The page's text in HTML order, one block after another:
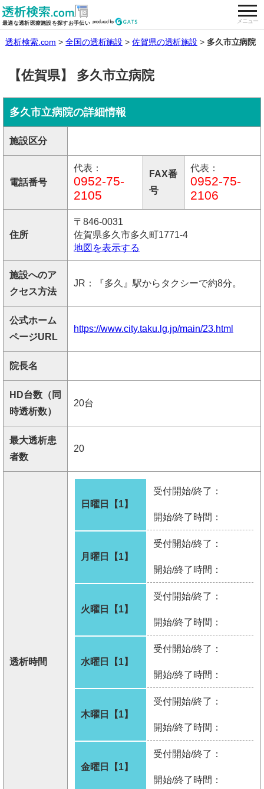
最適な透析医療施設を探すお手伝い メニュー
全国の透析施設を検索する
透析検索.com 全国の透析施設 佐賀県の透析施設 多久市立病院
【佐賀県】 多久市立病院
多久市立病院の詳細情報
施設区分
電話番号
代表：
0952-75-
2105
FAX番
号
代表：
0952-75-
2106
住所
〒846-0031
佐賀県多久市多久町1771-4
地図を表示する
施設へのア
クセス方法
JR：『多久』駅からタクシーで約8分。
公式ホーム
ページURL
https://www.city.taku.lg.jp/main/23.html
院長名
HD台数（同
時透析数）
20台
最大透析患
者数
20
透析時間
日曜日【1】
受付開始/終了：
開始/終了時間：
月曜日【1】
受付開始/終了：
開始/終了時間：
火曜日【1】
受付開始/終了：
開始/終了時間：
水曜日【1】
受付開始/終了：
開始/終了時間：
木曜日【1】
受付開始/終了：
開始/終了時間：
金曜日【1】
受付開始/終了：
開始/終了時間：